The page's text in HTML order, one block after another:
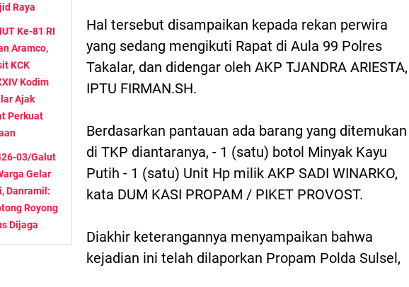
Raya
Ke-81 RI
Aramco,
KCK
Kodim
Ajak
Perkuat
03/Galut
Gelar
Danramil:
Royong
Dijaga
Hal tersebut disampaikan kepada rekan perwira
yang sedang mengikuti Rapat di Aula 99 Polres
Takalar, dan didengar oleh AKP TJANDRA ARIESTA,
IPTU FIRMAN.SH.
Berdasarkan pantauan ada barang yang ditemukan
di TKP diantaranya, - 1 (satu) botol Minyak Kayu
Putih - 1 (satu) Unit Hp milik AKP SADI WINARKO,
kata DUM KASI PROPAM / PIKET PROVOST.
Diakhir keterangannya menyampaikan bahwa
kejadian ini telah dilaporkan Propam Polda Sulsel,